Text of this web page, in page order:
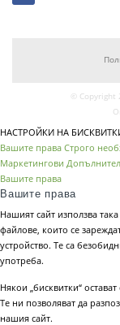
© Copyright
НАСТРОЙКИ НА
Вашите права Строго
Маркетингови
Вашите права
Вашите права
Нашият сайт използва
файлове, които се
устройство. Те са
употреба.
Някои „бисквитки“
Те ни позволяват да
нашия сайт.